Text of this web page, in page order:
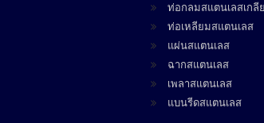
ท่อกลมสแตนเลสเกลี
ท่อเหลียมสแตนเลส
แผ่นสแตนเลส
ฉากสแตนเลส
เพลาสแตนเลส
แบนรีดสแตนเลส